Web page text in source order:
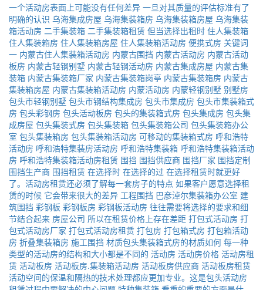
一个活动房表面上可能没有任何差异 一旦对其质量的评估标准有了
明确的认识 乌海集成房屋 乌海集装箱房 乌海集装箱房屋 乌海集装
箱活动房 二手集装箱 二手集装箱租赁 但当选择出租时 住人集装箱
住人集装箱房 住人集装箱房屋 住人集装箱活动房 便携式房 关键词
一 内蒙古住人集装箱活动房 内蒙古围挡 内蒙古活动房 内蒙古活动
板房 内蒙古轻钢别墅 内蒙古轻钢活动房 内蒙古集成房屋 内蒙古集
装箱 内蒙古集装箱厂家 内蒙古集装箱岗亭 内蒙古集装箱房 内蒙古
集装箱房屋 内蒙古集装箱活动房 内蒙活动房 内蒙轻钢别墅 别墅房
包头市轻钢别墅 包头市钢结构集成房 包头市集成房 包头市集装箱式
房 包头彩钢房 包头活动板房 包头的集装箱式房 包头集成房 包头集
成房屋 包头集装式房 包头集装箱 包头集装箱公司 包头集装箱办公
室 包头集装箱房 包头集装箱活动房 可移动的集装箱式房 呼和浩特
活动房 呼和浩特集装房活动房 呼和浩特集装箱 呼和浩特集装箱活动
房 呼和浩特集装箱活动房租赁 围挡 围挡供应商 围挡厂家 围挡定制
围挡生产商 围挡租赁 在选择时 在选择的过 在选择租赁时就更好
了。活动房租赁还必须了解每一套房子的特点 如果客户愿意选择租
赁的时候 它会带来很大的差异 工程围挡 巴彦淖尔集装箱办公室 建
筑围挡 彩钢板 彩钢板房 彩钢板活动房 往往需要将选择的要求和细
节结合起来 房屋公司 所以在租赁价格上存在差距 打包式活动房 打
包式活动房厂家 打包式活动房租赁 打包房 打包箱式房 打包箱活动
房 折叠集装箱房 施工围挡 材质包头集装箱式房的材质如何 每一种
类型的活动房的结构和大小都是不同的 活动房 活动房价格 活动房租
赁 活动板房 活动板房.集装箱活动房 活动板房供应商 活动板房租赁
活动空间的保温和隔热的技术处理都应更加专业。这是包头活动房